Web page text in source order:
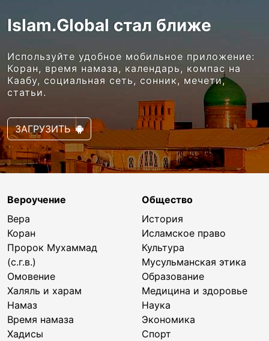
Islam.Global стал ближе
Используйте удобное мобильное приложение:
Коран, время намаза, календарь, компас на
Каабу, социальная сеть, сонник, мечети,
статьи.
ЗАГРУЗИТЬ
Вероучение
Вера
Коран
Пророк Мухаммад
(с.г.в.)
Омовение
Халяль и харам
Намаз
Время намаза
Хадисы
Общество
История
Исламское право
Культура
Мусульманская этика
Образование
Медицина и здоровье
Наука
Экономика
Спорт